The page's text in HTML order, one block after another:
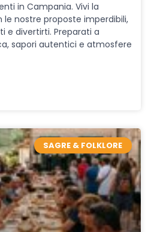
in Campania. Vivi la
nostre proposte imperdibili,
e divertirti. Preparati a
sapori autentici e atmosfere
SAGRE & FOLKLORE